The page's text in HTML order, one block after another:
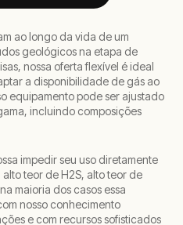
ao longo da vida de um
geológicos na etapa de
nossa oferta flexível é ideal
a disponibilidade de gás ao
equipamento pode ser ajustado
incluindo composições
impedir seu uso diretamente
teor de H2S, alto teor de
maioria dos casos essa
nosso conhecimento
e com recursos sofisticados